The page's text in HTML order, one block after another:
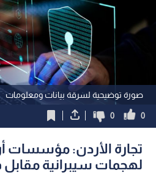
صورة توضيحية لسرقة بيانات ومعلومات
0
0
تجارة الأردن: مؤسسات
لهجمات سيبرانية مقابل